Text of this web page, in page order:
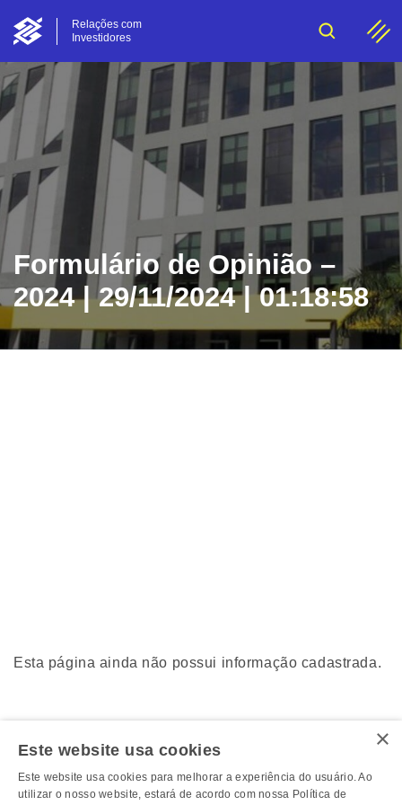
Relações com
Investidores
Formulário de Opinião –
2024 | 29/11/2024 | 01:18:58
Esta página ainda não possui informação cadastrada.
×
Este website usa cookies
Este website usa cookies para melhorar a experiência do usuário. Ao
utilizar o nosso website, estará de acordo com nossa Política de